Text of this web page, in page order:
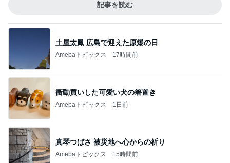
記事を読む
土屋太鳳 広島で迎えた原爆の日
Amebaトピックス 17時間前
衝動買いした可愛い犬の箸置き
Amebaトピックス 1日前
真琴つばさ 被災地へ心からの祈り
Amebaトピックス 15時間前